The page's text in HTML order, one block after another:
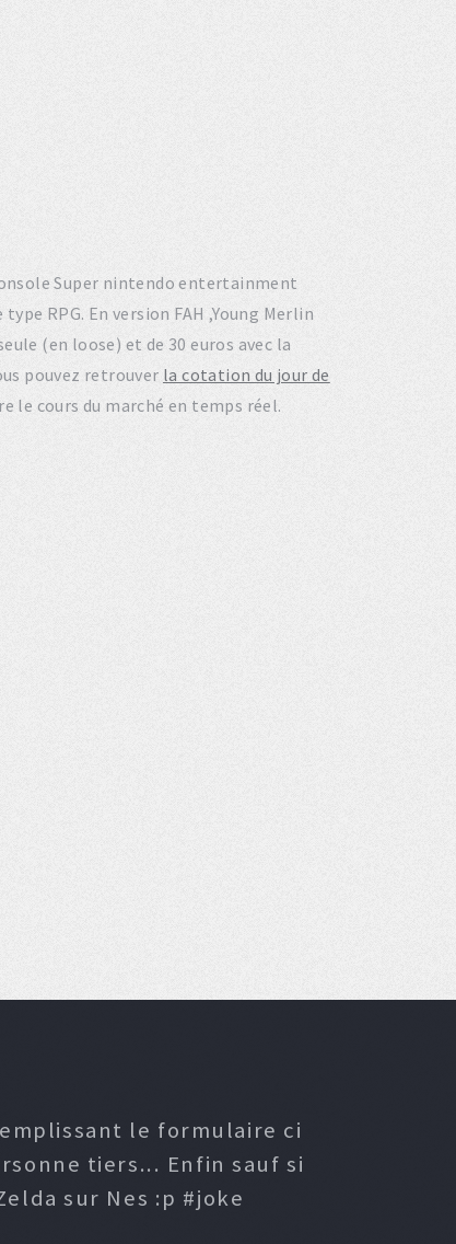
Super nintendo entertainment
RPG. En version FAH ,Young Merlin
(en loose) et de 30 euros avec la
pouvez retrouver la cotation du jour de
le cours du marché en temps réel.
le formulaire ci
tiers... Enfin sauf si
sur Nes :p #joke